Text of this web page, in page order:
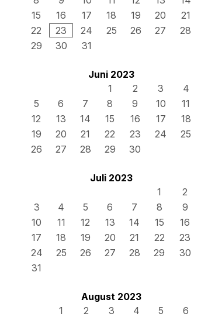
15
16 17 18 19 20
21
22
23 24 25 26 27
28
29
30 31
Juni 2023
1
2 3
4
5
6 7 8 9 10
11
12
13 14 15 16 17
18
19
20 21 22 23 24
25
26
27 28 29 30
Juli 2023
1
2
3
4 5 6 7 8
9
10
11 12 13 14 15
16
17
18 19 20 21 22
23
24
25 26 27 28 29
30
31
August 2023
1
2 3 4 5
6